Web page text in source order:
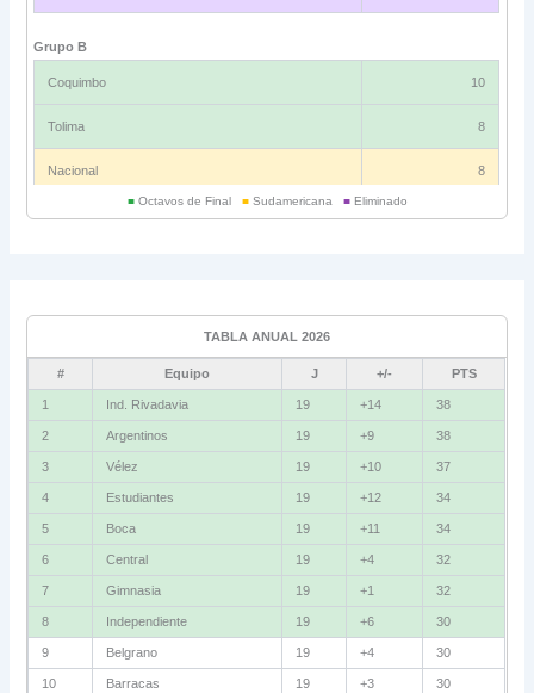
Grupo B
Coquimbo 10
Tolima 8
Nacional 8
Bolívar 5
La Guaira
Grupo D
U. Católica
Cruzeiro 11
Boca Jrs.
Barcelona SC
■Octavos de Final ■Sudamericana ■Eliminado
TABLA ANUAL 2026
# Equipo J +/- PTS
1 Ind. Rivadavia 19 +14 38
2 Argentinos 19 +9 38
3 Vélez 19 +10 37
4 Estudiantes 19 +12 34
5 Boca 19 +11 34
6 Central 19 +4 32
7 Gimnasia 19 +1 32
8 Independiente 19 +6 30
9 Belgrano 19 +4 30
10 Barracas 19 +3 30